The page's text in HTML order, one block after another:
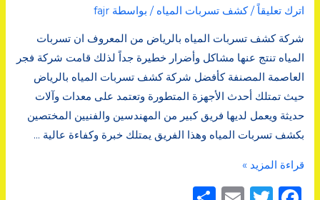
اترك تعليقاً /كشف تسربات المياه / بواسطة fajr
شركة كشف تسربات المياه بالرياض من المعروف ان تسربات
المياه تنتج عنها مشاكل وأضرار خطيرة جداً لذلك قامت شركة فجر
العاصمة المصنفة كأفضل شركة كشف تسربات المياه بالرياض
حيث تمتلك أحدث الأجهزة المتطورة وتعتمد على معدات وآلات
حديثة ويعمل لديها فريق كبير من المهندسين والفنيين المختصين
بكشف تسربات المياه وهذا الفريق يمتلك خبرة وكفاءة عالية …
شركة
قراءة المزيد »